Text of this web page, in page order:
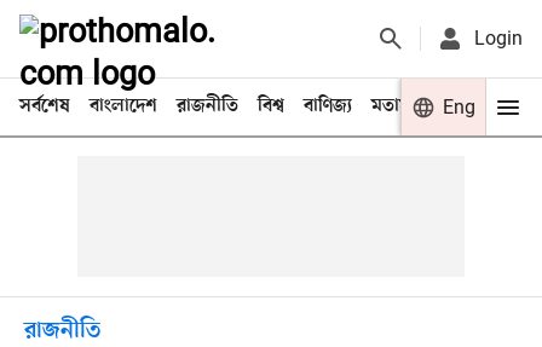
Login
সর্বশেষ বাংলাদেশ রাজনীতি বিশ্ব বাণিজ্য মতামত খেলা
Eng
রাজনীতি